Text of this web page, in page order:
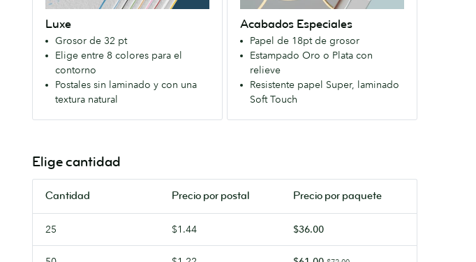
Satinado.
Touch.
Luxe
Grosor de 32 pt
Elige entre 8 colores para el
contorno
Postales sin laminado y con una
textura natural
Elige
color
del
contorno.
puedas
escribir
ambas
caras.
Acabados Especiales
Papel de 18pt de grosor
Estampado Oro o Plata con
relieve
Resistente papel Super, laminado
Soft Touch
firme
que
causa
una
primera
impresión
sedoso
acabado
Soft
Elige cantidad
Cantidad Precio por postal Precio por paquete
25 $1.44 $36.00